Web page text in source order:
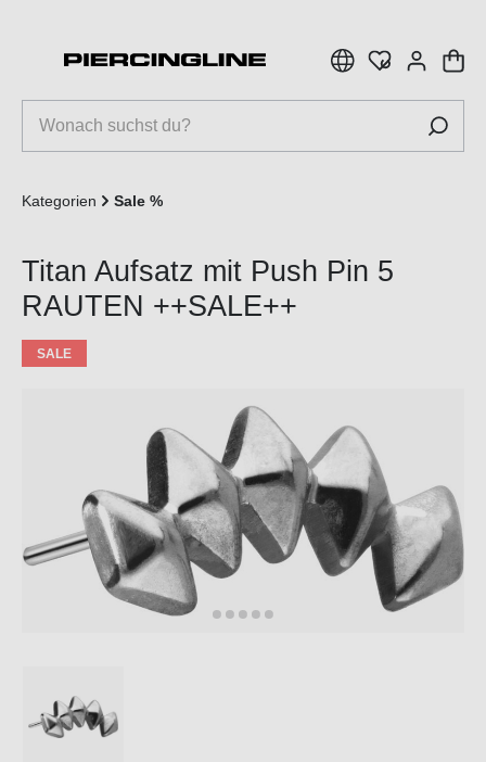
Kategorien Sale %
Titan Aufsatz mit Push Pin 5
RAUTEN ++SALE++
SALE